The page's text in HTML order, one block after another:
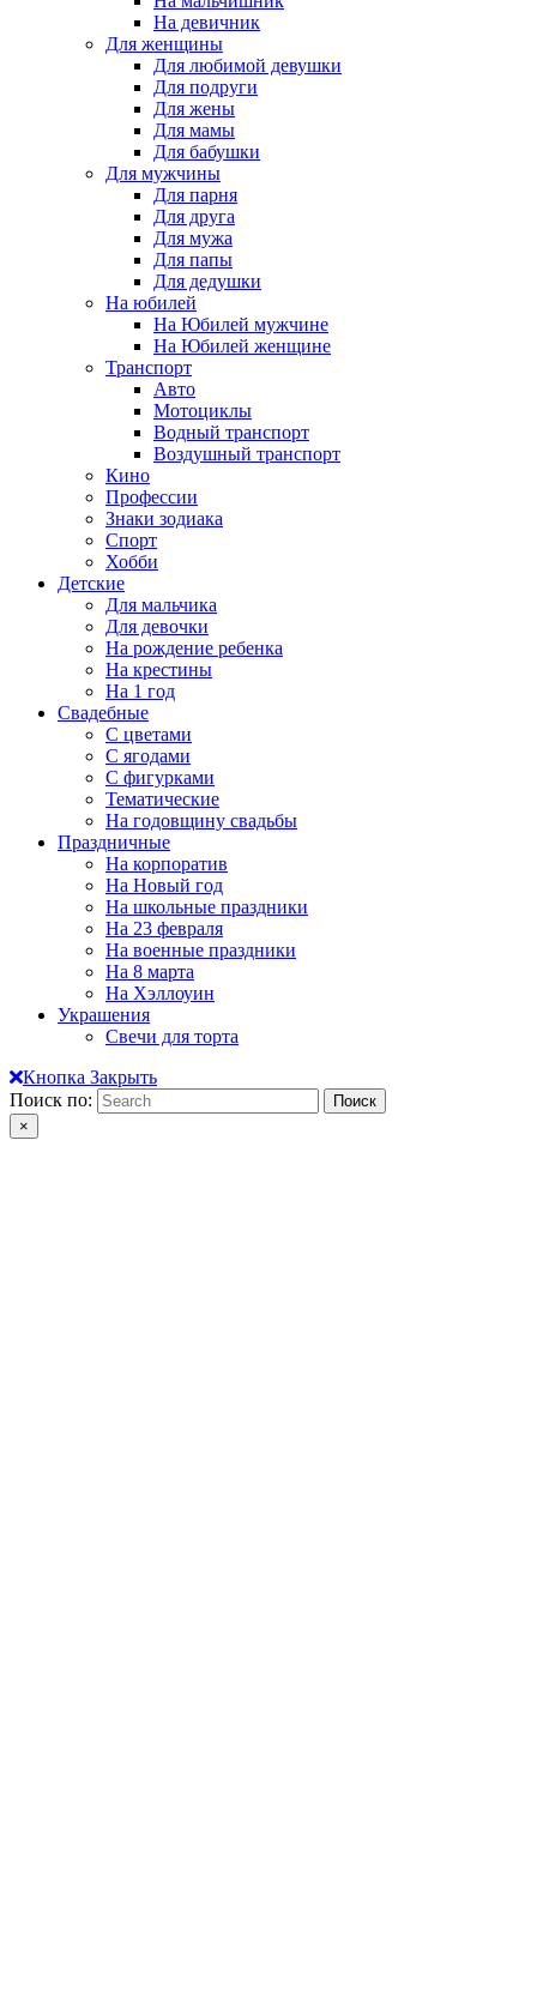
На девичник
Для женщины
Для любимой девушки
Для подруги
Для жены
Для мамы
Для бабушки
Для мужчины
Для парня
Для друга
Для мужа
Для папы
Для дедушки
На юбилей
На Юбилей мужчине
На Юбилей женщине
Транспорт
Авто
Мотоциклы
Водный транспорт
Воздушный транспорт
Кино
Профессии
Знаки зодиака
Спорт
Хобби
Детские
Для мальчика
Для девочки
На рождение ребенка
На крестины
На 1 год
Свадебные
С цветами
С ягодами
С фигурками
Тематические
На годовщину свадьбы
Праздничные
На корпоратив
На Новый год
На школьные праздники
На 23 февраля
На военные праздники
На 8 марта
На Хэллоуин
Украшения
Свечи для торта
Кнопка Закрыть
Поиск по:
×